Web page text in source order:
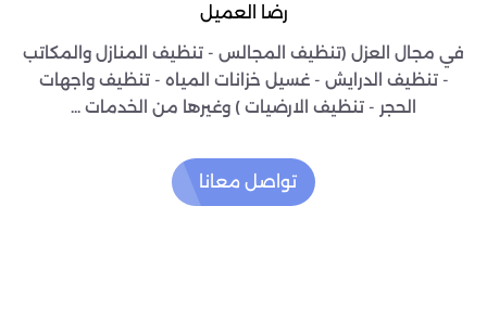
رضا العميل
في مجال العزل (تنظيف المجالس - تنظيف المنازل والمكاتب
- تنظيف الدرايش - غسيل خزانات المياه - تنظيف واجهات
الحجر - تنظيف الارضيات ) وغيرها من الخدمات ...
تواصل معانا